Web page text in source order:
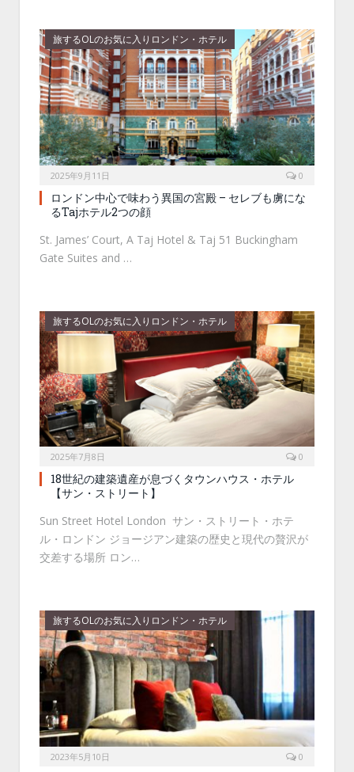
旅するOLのお気に入りロンドン・ホテル
2025年9月11日 0
ロンドン中心で味わう異国の宮殿 – セレブも虜にな
るTajホテル2つの顔
St. James’ Court, A Taj Hotel & Taj 51 Buckingham
Gate Suites and …
旅するOLのお気に入りロンドン・ホテル
2025年7月8日 0
18世紀の建築遺産が息づくタウンハウス・ホテル
【サン・ストリート】
Sun Street Hotel London サン・ストリート・ホテ
ル・ロンドン ジョージアン建築の歴史と現代の贅沢が
交差する場所 ロン…
旅するOLのお気に入りロンドン・ホテル
2023年5月10日 0